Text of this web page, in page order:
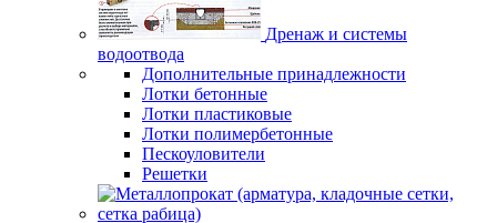
Дренаж и системы
водоотвода
Дополнительные принадлежности
Лотки бетонные
Лотки пластиковые
Лотки полимербетонные
Пескоуловители
Решетки